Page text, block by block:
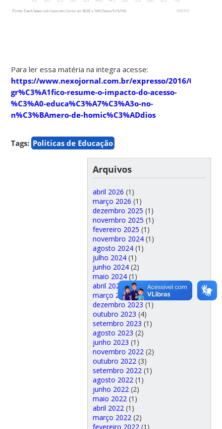
Para ler essa matéria na integra acesse:
https://www.nexojornal.com.br/expresso/2016/03/15/
gr%C3%A1fico-resume-o-impacto-do-acesso-
%C3%A0-educa%C3%A7%C3%A3o-no-
n%C3%BAmero-de-homic%C3%ADdios
Tags: Politicas de Educação
Arquivos
abril 2026 (1)
março 2026 (1)
dezembro 2025 (1)
novembro 2025 (1)
fevereiro 2025 (1)
novembro 2024(1)
agosto 2024(1)
julho 2024(1)
junho 2024(2)
maio 2024(1)
abril 2024 (1)
março 2024(2)
dezembro 2023 (1)
outubro 2023 (4)
setembro 2023 (1)
agosto 2023 (2)
junho 2023 (1)
novembro 2022 (2)
outubro 2022 (3)
setembro 2022 (1)
agosto 2022 (1)
junho 2022 (2)
maio 2022 (1)
abril 2022 (1)
março 2022 (2)
fevereiro 2022 (1)